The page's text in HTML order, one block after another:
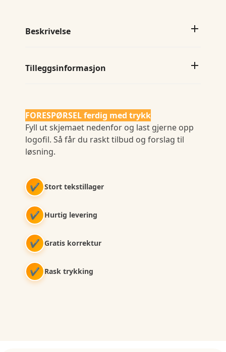
Beskrivelse
Tilleggsinformasjon
FORESPØRSEL ferdig med trykk
Fyll ut skjemaet nedenfor og last gjerne opp
logofil. Så får du raskt tilbud og forslag til
løsning.
✔ Stort tekstillager
✔ Hurtig levering
✔ Gratis korrektur
✔ Rask trykking